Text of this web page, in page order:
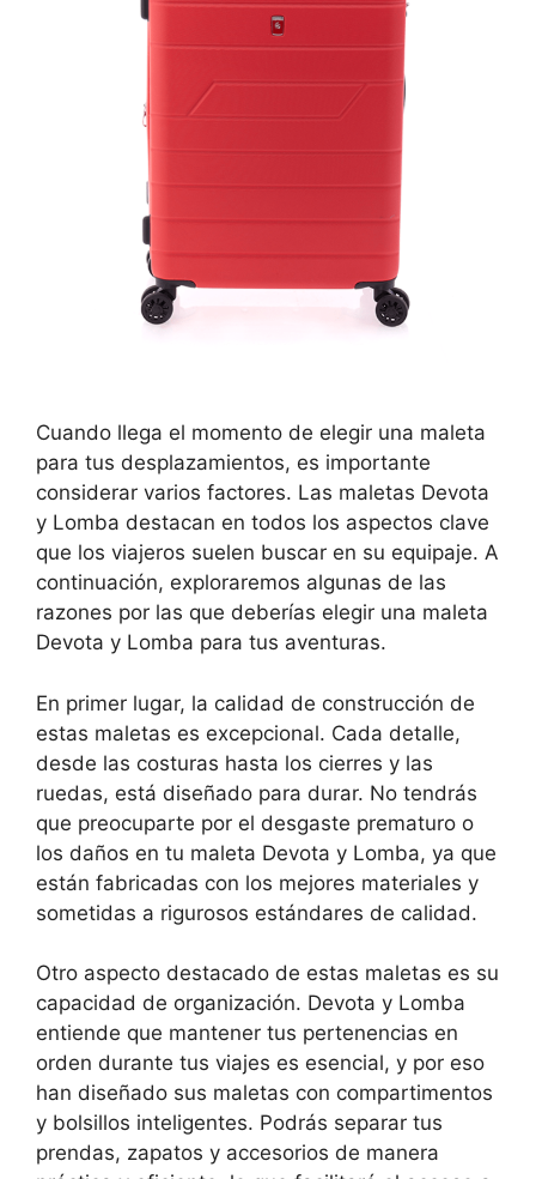
Cuando llega el momento de elegir una maleta
para tus desplazamientos, es importante
considerar varios factores. Las maletas Devota
y Lomba destacan en todos los aspectos clave
que los viajeros suelen buscar en su equipaje. A
continuación, exploraremos algunas de las
razones por las que deberías elegir una maleta
Devota y Lomba para tus aventuras.
En primer lugar, la calidad de construcción de
estas maletas es excepcional. Cada detalle,
desde las costuras hasta los cierres y las
ruedas, está diseñado para durar. No tendrás
que preocuparte por el desgaste prematuro o
los daños en tu maleta Devota y Lomba, ya que
están fabricadas con los mejores materiales y
sometidas a rigurosos estándares de calidad.
Otro aspecto destacado de estas maletas es su
capacidad de organización. Devota y Lomba
entiende que mantener tus pertenencias en
orden durante tus viajes es esencial, y por eso
han diseñado sus maletas con compartimentos
y bolsillos inteligentes. Podrás separar tus
prendas, zapatos y accesorios de manera